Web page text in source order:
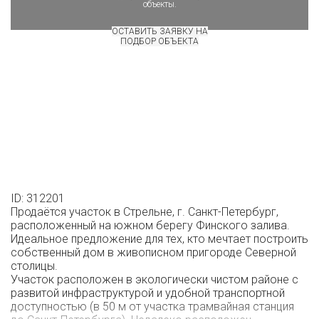
объекты.
ОСТАВИТЬ ЗАЯВКУ НА
ПОДБОР ОБЪЕКТА
ID: 312201
Продаётся участок в Стрельне, г. Санкт-Петербург,
расположенный на южном берегу Финского залива.
Идеальное предложение для тех, кто мечтает построить
собственный дом в живописном пригороде Северной
столицы.
Участок расположен в экологически чистом районе с
развитой инфраструктурой и удобной транспортной
доступностью (в 50 м от участка трамвайная станция